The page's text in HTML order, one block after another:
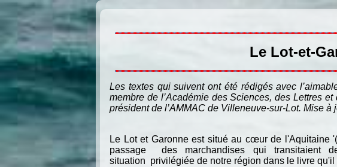
Le Lot-et-
Les textes qui suivent ont été rédigés avec
membre de l’Académie des Sciences, des Lettres
président de l’AMMAC de Villeneuve-sur-Lot. Mise
Le Lot et Garonne est situé au cœur de l'Aquitaine
passage des marchandises qui transitaient
situation privilégiée de notre région dans le livre